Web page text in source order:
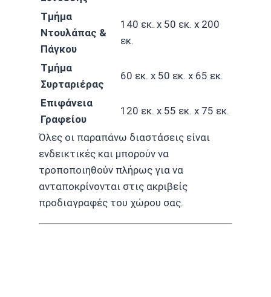
Τμήμα
Ντουλάπας &
Πάγκου
140 εκ. x 50 εκ. x 200
εκ.
Τμήμα
Συρταριέρας
60 εκ. x 50 εκ. x 65 εκ.
Επιφάνεια
Γραφείου
120 εκ. x 55 εκ. x 75 εκ.
Όλες οι παραπάνω διαστάσεις είναι
ενδεικτικές και μπορούν να
τροποποιηθούν πλήρως για να
ανταποκρίνονται στις ακριβείς
προδιαγραφές του χώρου σας.